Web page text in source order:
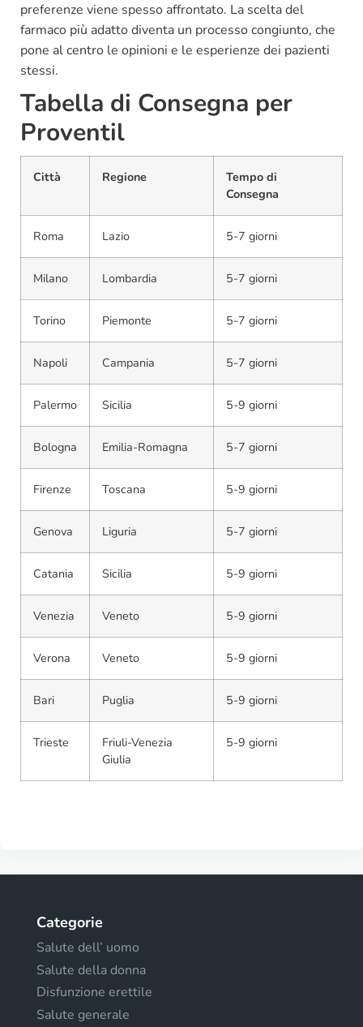
preferenze viene spesso affrontato. La scelta del
farmaco più adatto diventa un processo congiunto, che
pone al centro le opinioni e le esperienze dei pazienti
stessi.
Tabella di Consegna per
Proventil
Città Regione
Tempo di
Consegna
Roma Lazio 5-7 giorni
Milano Lombardia 5-7 giorni
Torino Piemonte 5-7 giorni
Napoli Campania 5-7 giorni
Palermo Sicilia 5-9 giorni
Bologna Emilia-Romagna 5-7 giorni
Firenze Toscana 5-9 giorni
Genova Liguria 5-7 giorni
Catania Sicilia 5-9 giorni
Venezia Veneto 5-9 giorni
Verona Veneto 5-9 giorni
Bari Puglia 5-9 giorni
Trieste
Friuli-Venezia
Giulia
5-9 giorni
Categorie
Salute dell’ uomo
Salute della donna
Disfunzione erettile
Salute generale